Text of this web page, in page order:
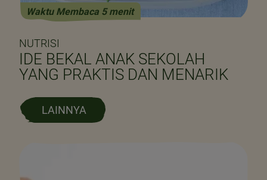
Waktu Membaca 5 menit
NUTRISI
IDE BEKAL ANAK SEKOLAH
YANG PRAKTIS DAN MENARIK
LAINNYA